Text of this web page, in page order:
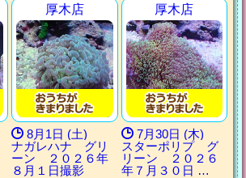
厚木店
8月1日 (土)
ナガレハナ グリ
ーン ２０２６年
８月１日撮影
厚木店
7月30日 (木)
スターポリプ グ
リーン ２０２６
年７月３０日 …